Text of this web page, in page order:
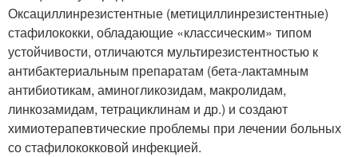
Оксациллинрезистентные (метициллинрезистентные)
стафилококки, обладающие «классическим» типом
устойчивости, отличаются мультирезистентностью к
антибактериальным препаратам (бета-лактамным
антибиотикам, аминогликозидам, макролидам,
линкозамидам, тетрациклинам и др.) и создают
химиотерапевтические проблемы при лечении больных
со стафилококковой инфекцией.